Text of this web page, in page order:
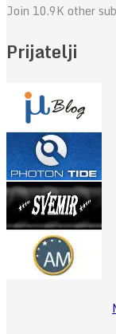
Join 10.9K other
Prijatelji